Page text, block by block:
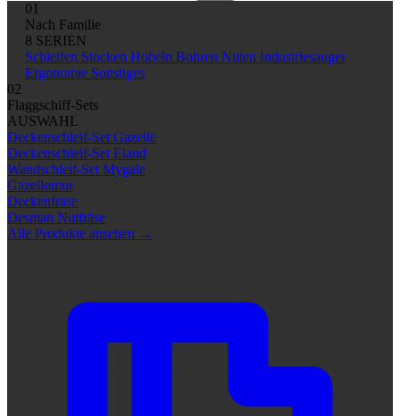
01
Nach Familie
8 SERIEN
Schleifen Stocken Hobeln Bohren Nuten Industriesauger
Ergonomie Sonstiges
02
Flaggschiff-Sets
AUSWAHL
Deckenschleif-Set Gazelle
Deckenschleif-Set Eland
Wandschleif-Set Mygale
Gazellomur
Deckenfräse
Desman Nutfräse
Alle Produkte ansehen →